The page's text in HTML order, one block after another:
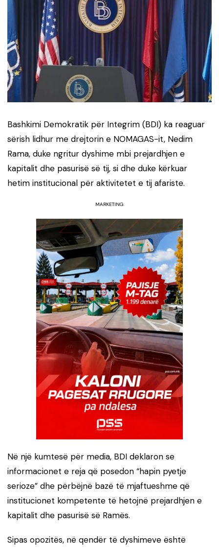
Bashkimi Demokratik për Integrim (BDI) ka reaguar
sërish lidhur me drejtorin e NOMAGAS-it, Nedim
Rama, duke ngritur dyshime mbi prejardhjen e
kapitalit dhe pasurisë së tij, si dhe duke kërkuar
hetim institucional për aktivitetet e tij afariste.
MARKETING
Në një kumtesë për media, BDI deklaron se
informacionet e reja që posedon “hapin pyetje
serioze” dhe përbëjnë bazë të mjaftueshme që
institucionet kompetente të hetojnë prejardhjen e
kapitalit dhe pasurisë së Ramës.
Sipas opozitës, në qendër të dyshimeve është